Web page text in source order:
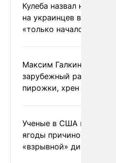
Кулеба назвал
на украинцев в Польше
«только началом»
Максим Галкин
зарубежный райдер
пирожки, хрен и морс
Ученые в США назвали
ягоды причиной
«взрывной» диареи